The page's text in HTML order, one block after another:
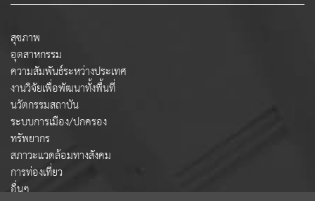
สุขภาพ
อุตสาหกรรม
ความสัมพันธ์ระหว่างประเทศ
งานวิจัยเพื่อพัฒนาทั้งพื้นที่
นวัตกรรมสถาบัน
ระบบการเมือง/ปกครอง
ทรัพยากร
สภาวะแวดล้อมทางสังคม
การท่องเที่ยว
อื่นๆ